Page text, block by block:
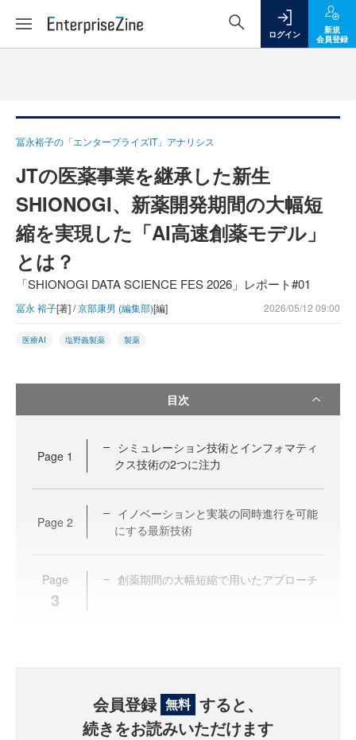
ログイン
新規
会員登録
冨永裕子の「エンタープライズIT」アナリシス
JTの医薬事業を継承した新生
SHIONOGI、新薬開発期間の大幅短
縮を実現した「AI高速創薬モデル」
とは？
「SHIONOGI DATA SCIENCE FES 2026」レポート#01
冨永 裕子[著] /京部康男 (編集部)[編] 2026/05/12 09:00
医療AI 塩野義製薬 製薬
目次
Page 1
シミュレーション技術とインフォマティ
クス技術の2つに注力
Page 2
イノベーションと実装の同時進行を可能
にする最新技術
Page
3
創薬期間の大幅短縮で用いたアプローチ
会員登録 無料 すると、
続きをお読みいただけます